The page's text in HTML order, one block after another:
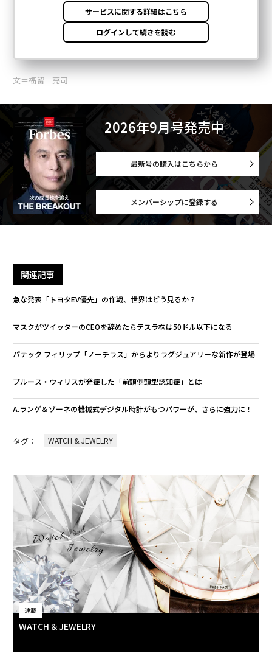
文＝福留 亮司
2026年9月号発売中
最新号の購入はこちらから
メンバーシップに登録する
関連記事
急な発表「トヨタEV優先」の作戦、世界はどう見るか？
マスクがツイッターのCEOを辞めたらテスラ株は50ドル以下になる
パテック フィリップ「ノーチラス」からよりラグジュアリーな新作が登場
ブルース・ウィリスが発症した「前頭側頭型認知症」とは
A.ランゲ＆ゾーネの機械式デジタル時計がもつパワーが、さらに強力に！
タグ： WATCH & JEWELRY
連載
WATCH & JEWELRY